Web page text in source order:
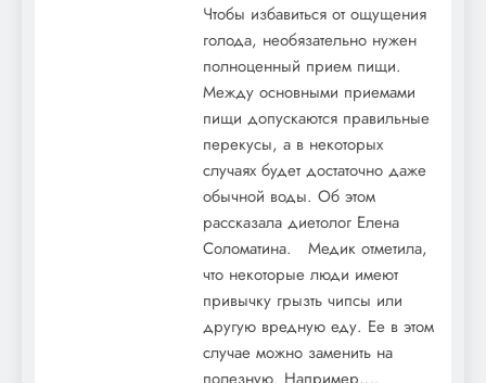
Чтобы избавиться от ощущения
голода, необязательно нужен
полноценный прием пищи.
Между основными приемами
пищи допускаются правильные
перекусы, а в некоторых
случаях будет достаточно даже
обычной воды. Об этом
рассказала диетолог Елена
Соломатина. Медик отметила,
что некоторые люди имеют
привычку грызть чипсы или
другую вредную еду. Ее в этом
случае можно заменить на
полезную. Например,…